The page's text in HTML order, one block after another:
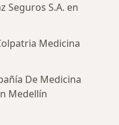
Seguros S.A. en
Medicina
De Medicina
Medellín